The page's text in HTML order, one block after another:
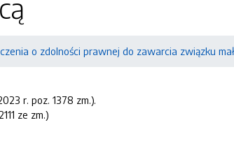
o zdolności prawnej do zawarcia związku
r. poz. 1378 zm.).
ze zm.)